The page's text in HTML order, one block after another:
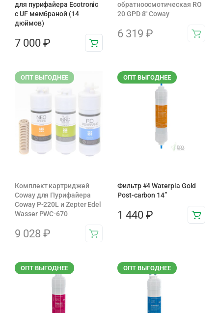
для пурифайера Ecotronic
с UF мембраной (14
дюймов)
7 000 ₽
обратноосмотическая RO
20 GPD 8″ Coway
6 319 ₽
ОПТ ВЫГОДНЕЕ
Комплект картриджей
Coway для Пурифайера
Coway P-220L и Zepter Edel
Wasser PWC-670
9 028 ₽
ОПТ ВЫГОДНЕЕ
Фильтр #4 Waterpia Gold
Post-carbon 14”
1 440 ₽
ОПТ ВЫГОДНЕЕ ОПТ ВЫГОДНЕЕ